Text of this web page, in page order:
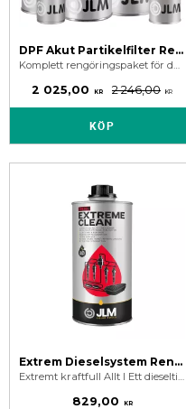
DPF Akut Partikelfilter Rengöring
Komplett rengöringspaket för dpf rengöring och motor.
2 025,00 KR 2 246,00 KR
KÖP
Extrem Dieselsystem Rengöring - JLM Diesel Extreme Clean
Extremt kraftfull Allt I Ett dieseltillsats för rengöring, återställning och underhåll av dieselbränslesystemets komponenter mot sot & beläggningar.
829,00 KR